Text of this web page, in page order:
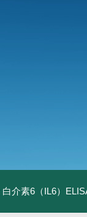
白介素6（IL6）